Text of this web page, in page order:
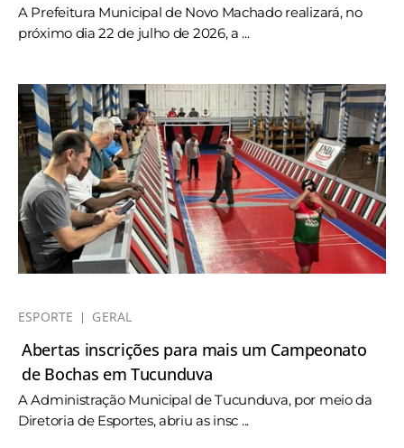
A Prefeitura Municipal de Novo Machado realizará, no
próximo dia 22 de julho de 2026, a ...
ESPORTE GERAL
Abertas inscrições para mais um Campeonato
de Bochas em Tucunduva
A Administração Municipal de Tucunduva, por meio da
Diretoria de Esportes, abriu as insc ...